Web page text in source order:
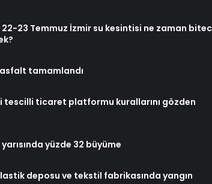
22-23 Temmuz İzmir su kesintisi ne zaman
asfalt tamamlandı
tescilli ticaret platformu kurallarını gözden
yüzde 32 büyüme
deposu ve tekstil fabrikasında yangın